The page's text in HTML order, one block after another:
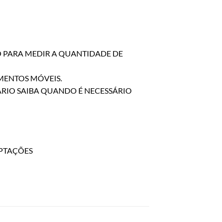
MEDIR A QUANTIDADE DE
MÓVEIS.
SAIBA QUANDO É NECESSÁRIO